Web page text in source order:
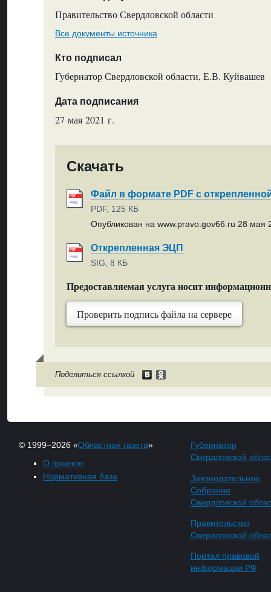
Правительство Свердловской области
Все документы источника
Кто подписал
Губернатор Свердловской области, Е.В. Куйвашев
Дата подписания
27 мая 2021 г.
Скачать
Файл в формате PDF с
PDF, 125 КБ
Опубликован на www.pravo.gov66.ru 28 мая
Открепленная ЭЦП
SIG, 8 КБ
Предоставляемая услуга носит
Проверить подпись файла на сервере
Поделиться ссылкой
© 1999–2026 «Областная газета»
О проекте
Нормативная база
Губернатор
Свердловской
Законодательное
Собрание
Свердловской
Правительство
Свердловской
Портал правовой
информации РФ